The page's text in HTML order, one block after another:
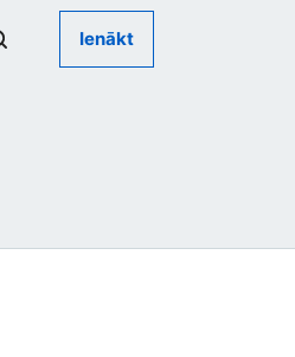
Ienākt